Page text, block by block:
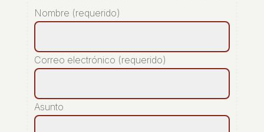
Nombre (requerido)
Correo electrónico (requerido)
Asunto